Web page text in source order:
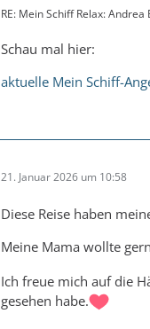
RE: Mein Schiff Relax:
Schau mal hier:
aktuelle Mein Schiff-
21. Januar 2026 um 10:58
Diese Reise haben
Meine Mama wollte
Ich freue mich auf die
gesehen habe.